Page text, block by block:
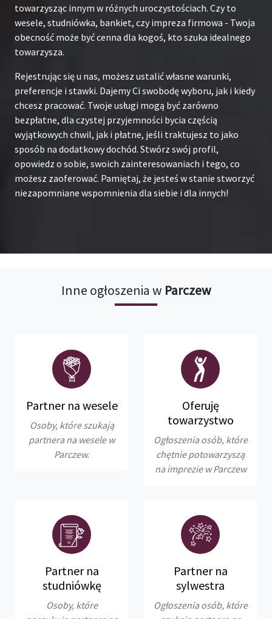
towarzysząc innym w różnych uroczystościach. Czy to
wesele, studniówka, bankiet, czy impreza firmowa - Twoja
obecność może być cenna dla kogoś, kto szuka idealnego
towarzysza.
Rejestrując się u nas, możesz ustalić własne warunki,
preferencje i stawki. Dajemy Ci swobodę wyboru, jak i kiedy
chcesz pracować. Twoje usługi mogą być zarówno
bezpłatne, dla czystej przyjemności bycia częścią
wyjątkowych chwil, jak i płatne, jeśli traktujesz to jako
sposób na dodatkowy dochód. Stwórz swój profil,
opowiedz o sobie, swoich zainteresowaniach i tego, co
możesz zaoferować. Pamiętaj, że jesteś w stanie stworzyć
niezapomniane wspomnienia dla siebie i dla innych!
Inne ogłoszenia w Parczew
Partner na wesele
Osoby, które szukają
partnera na wesele w
Parczew.
Oferuję
towarzystwo
Ogłoszenia osób, które
chętnie potowarzyszą
na imprezie w Parczew
Partner na
studniówkę
Osoby, które
Partner na
sylwestra
Ogłoszenia osób, które